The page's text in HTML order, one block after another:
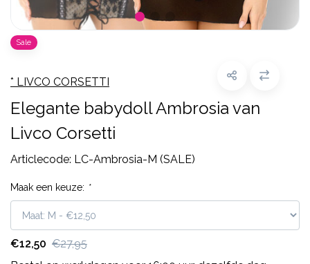
Sale
* LIVCO CORSETTI
Elegante babydoll Ambrosia van
Livco Corsetti
Articlecode: LC-Ambrosia-M (SALE)
Maak een keuze: *
€12,50 €27,95